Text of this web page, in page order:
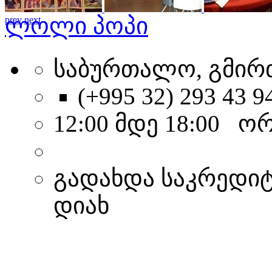
prev next
ლოლი პოპი
საბურთალო,
(+995 32) 293 43
12:00 მდე 18:00
გადახდა
დიახ